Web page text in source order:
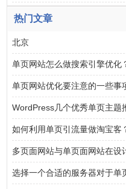
热门文章
北京
单页网站怎么做搜索引擎优化
单页网站优化要注意的一些事
WordPress几个优秀单页主题
如何利用单页引流量做淘宝客
多页面网站与单页面网站在设
选择一个合适的服务器对于单